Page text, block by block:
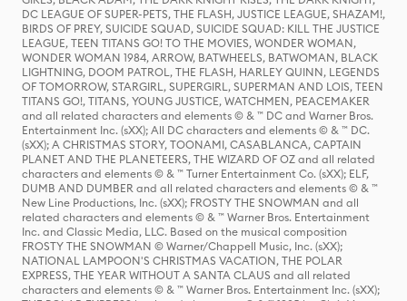
DC LEAGUE OF SUPER-PETS, THE FLASH, JUSTICE LEAGUE, SHAZAM!,
BIRDS OF PREY, SUICIDE SQUAD, SUICIDE SQUAD: KILL THE JUSTICE
LEAGUE, TEEN TITANS GO! TO THE MOVIES, WONDER WOMAN,
WONDER WOMAN 1984, ARROW, BATWHEELS, BATWOMAN, BLACK
LIGHTNING, DOOM PATROL, THE FLASH, HARLEY QUINN, LEGENDS
OF TOMORROW, STARGIRL, SUPERGIRL, SUPERMAN AND LOIS, TEEN
TITANS GO!, TITANS, YOUNG JUSTICE, WATCHMEN, PEACEMAKER
and all related characters and elements © & ™ DC and Warner Bros.
Entertainment Inc. (sXX); All DC characters and elements © & ™ DC.
(sXX); A CHRISTMAS STORY, TOONAMI, CASABLANCA, CAPTAIN
PLANET AND THE PLANETEERS, THE WIZARD OF OZ and all related
characters and elements © & ™ Turner Entertainment Co. (sXX); ELF,
DUMB AND DUMBER and all related characters and elements © & ™
New Line Productions, Inc. (sXX); FROSTY THE SNOWMAN and all
related characters and elements © & ™ Warner Bros. Entertainment
Inc. and Classic Media, LLC. Based on the musical composition
FROSTY THE SNOWMAN © Warner/Chappell Music, Inc. (sXX);
NATIONAL LAMPOON'S CHRISTMAS VACATION, THE POLAR
EXPRESS, THE YEAR WITHOUT A SANTA CLAUS and all related
characters and elements © & ™ Warner Bros. Entertainment Inc. (sXX);